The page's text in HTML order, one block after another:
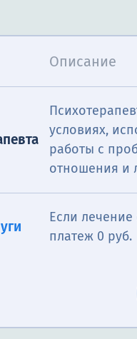
Описание
условиях,
работы с
отношения и
Если
платеж 0 руб.